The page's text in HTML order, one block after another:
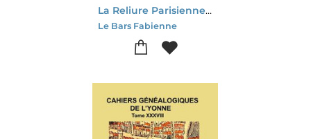
La Reliure Parisienne A La Renaissance : Tableau D'un Age D'or (1525-1565)
Le Bars Fabienne